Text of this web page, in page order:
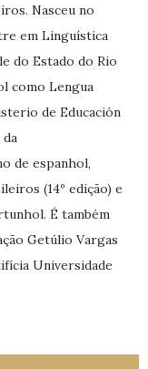
Nasceu no
em Linguística
do Estado do Rio
como Lengua
de Educación
de espanhol,
(14º edição) e
É também
Getúlio Vargas
Universidade